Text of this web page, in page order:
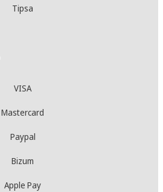
Tipsa
VISA
Mastercard
Paypal
Bizum
Apple Pay